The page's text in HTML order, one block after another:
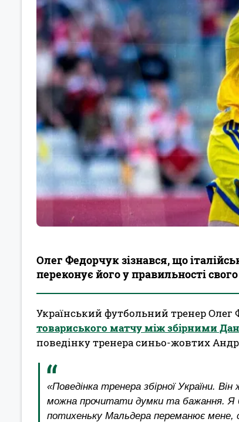
Олег Федорчук зізнався, що
переконує його у правильності
Український футбольний тренер Олег
товариського матчу між збірними
поведінку тренера синьо-жовтих
«Поведінка тренера збірної України.
можна прочитати думки та бажання. Я
потихеньку Мальдера переманює мене,